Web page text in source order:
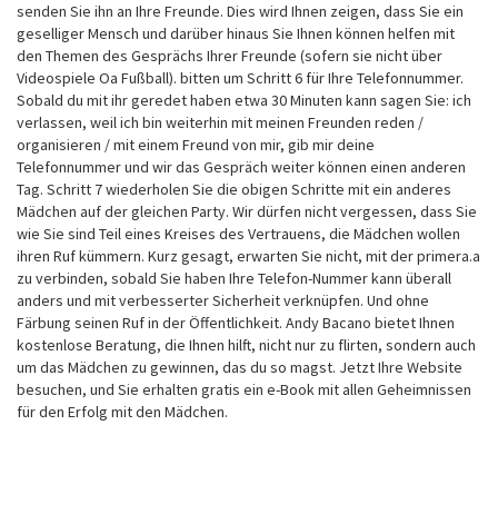
senden Sie ihn an Ihre Freunde. Dies wird Ihnen zeigen, dass Sie ein
geselliger Mensch und darüber hinaus Sie Ihnen können helfen mit
den Themen des Gesprächs Ihrer Freunde (sofern sie nicht über
Videospiele Oa Fußball). bitten um Schritt 6 für Ihre Telefonnummer.
Sobald du mit ihr geredet haben etwa 30 Minuten kann sagen Sie: ich
verlassen, weil ich bin weiterhin mit meinen Freunden reden /
organisieren / mit einem Freund von mir, gib mir deine
Telefonnummer und wir das Gespräch weiter können einen anderen
Tag. Schritt 7 wiederholen Sie die obigen Schritte mit ein anderes
Mädchen auf der gleichen Party. Wir dürfen nicht vergessen, dass Sie
wie Sie sind Teil eines Kreises des Vertrauens, die Mädchen wollen
ihren Ruf kümmern. Kurz gesagt, erwarten Sie nicht, mit der primera.a
zu verbinden, sobald Sie haben Ihre Telefon-Nummer kann überall
anders und mit verbesserter Sicherheit verknüpfen. Und ohne
Färbung seinen Ruf in der Öffentlichkeit. Andy Bacano bietet Ihnen
kostenlose Beratung, die Ihnen hilft, nicht nur zu flirten, sondern auch
um das Mädchen zu gewinnen, das du so magst. Jetzt Ihre Website
besuchen, und Sie erhalten gratis ein e-Book mit allen Geheimnissen
für den Erfolg mit den Mädchen.